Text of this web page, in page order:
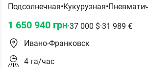
Подсолнечная•Кукурузная•
1 650 940 грн·37 000 $·31 989 €
Ивано-Франковск
4 га/час